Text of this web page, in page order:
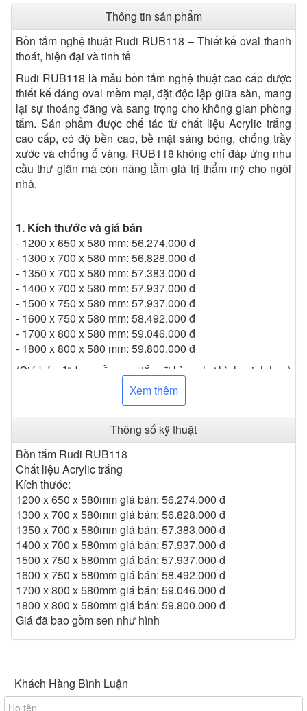
Thông tin sản phẩm
Bồn tắm nghệ thuật Rudi RUB118 – Thiết kế oval thanh
thoát, hiện đại và tinh tế
Rudi RUB118 là mẫu bồn tắm nghệ thuật cao cấp được
thiết kế dáng oval mềm mại, đặt độc lập giữa sàn, mang
lại sự thoáng đãng và sang trọng cho không gian phòng
tắm. Sản phẩm được chế tác từ chất liệu Acrylic trắng
cao cấp, có độ bền cao, bề mặt sáng bóng, chống trầy
xước và chống ố vàng. RUB118 không chỉ đáp ứng nhu
cầu thư giãn mà còn nâng tầm giá trị thẩm mỹ cho ngôi
nhà.
1. Kích thước và giá bán
- 1200 x 650 x 580 mm: 56.274.000 đ
- 1300 x 700 x 580 mm: 56.828.000 đ
- 1350 x 700 x 580 mm: 57.383.000 đ
- 1400 x 700 x 580 mm: 57.937.000 đ
- 1500 x 750 x 580 mm: 57.937.000 đ
- 1600 x 750 x 580 mm: 58.492.000 đ
- 1700 x 800 x 580 mm: 59.046.000 đ
- 1800 x 800 x 580 mm: 59.800.000 đ
(Giá bán đã bao gồm sen tắm đi kèm như hình minh họa)
- Kiểu dáng oval thanh thoát, mang đến vẻ đẹp mềm mại
và hiện đại cho phòng tắm.
- Chất liệu Acrylic trắng cao cấp, bề mặt sáng bóng,
chống bám bẩn và dễ vệ sinh.
- Đặt độc lập giữa sàn, tạo sự sang trọng và thoáng
đãng.
- Đáy bồn chống trơn trượt, đảm bảo an toàn khi sử dụng.
- Trang bị sen tắm đi kèm, tích hợp chia chế độ nước
nóng lạnh tiện lợi.
3. Lợi ích khi sử dụng
- Giúp cơ thể thư giãn tuyệt đối, xua tan căng thẳng và
mệt mỏi.
- Đa dạng kích thước lựa chọn, phù hợp nhiều diện tích
phòng tắm.
Xem thêm
Thông số kỹ thuật
Bồn tắm Rudi RUB118
Chất liệu Acrylic trắng
Kích thước:
1200 x 650 x 580mm giá bán: 56.274.000 đ
1300 x 700 x 580mm giá bán: 56.828.000 đ
1350 x 700 x 580mm giá bán: 57.383.000 đ
1400 x 700 x 580mm giá bán: 57.937.000 đ
1500 x 750 x 580mm giá bán: 57.937.000 đ
1600 x 750 x 580mm giá bán: 58.492.000 đ
1700 x 800 x 580mm giá bán: 59.046.000 đ
1800 x 800 x 580mm giá bán: 59.800.000 đ
Giá đã bao gồm sen như hình
Khách Hàng Bình Luận